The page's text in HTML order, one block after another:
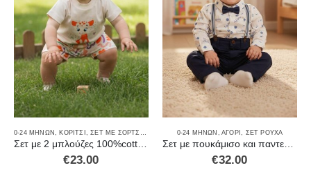
ΣΕΤ ΜΕ ΚΟΛΆΝ ΣΕΤ ΡΟΎΧΑ , ΣΕΤ ΡΟΎΧΑ
0-24 ΜΗΝΏΝ ΚΟΡΊΤΣΙ ,ΣΕΤ ΜΕ ΣΟΡΤΣΑΚΙ ΣΕΤ ΤΡΙΏΝ ΤΕΜΑΧΊΩΝ
€23.00
0-24 ΜΗΝΏΝ ,ΑΓΌΡΙ ΣΕΤ ΡΟΎΧΑ
€32.00